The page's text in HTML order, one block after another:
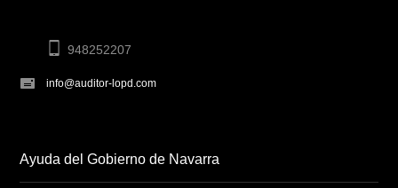
948252207
info@auditor-lopd.com
Ayuda del Gobierno de Navarra